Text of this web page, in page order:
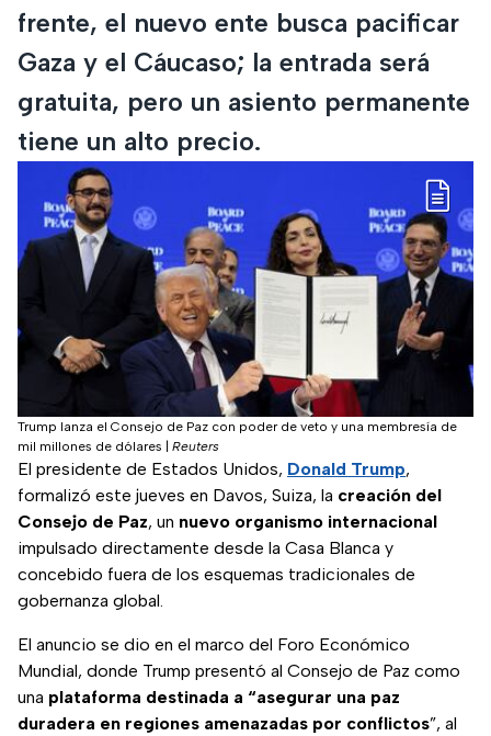
frente, el nuevo ente busca pacificar
Gaza y el Cáucaso; la entrada será
gratuita, pero un asiento permanente
tiene un alto precio.
Trump lanza el Consejo de Paz con poder de veto y una membresía de
mil millones de dólares
Reuters
El presidente de Estados Unidos, Donald Trump,
formalizó este jueves en Davos, Suiza, la creación del
Consejo de Paz, un nuevo organismo internacional
impulsado directamente desde la Casa Blanca y
concebido fuera de los esquemas tradicionales de
gobernanza global.
El anuncio se dio en el marco del Foro Económico
Mundial, donde Trump presentó al Consejo de Paz como
una plataforma destinada a “asegurar una paz
duradera en regiones amenazadas por conflictos”, al